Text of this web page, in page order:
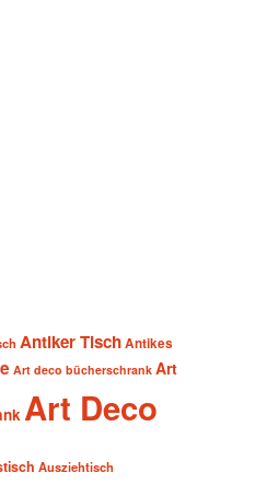
Antiker TischAntikes
Art deco bücherschrank Art
Art Deco
Ausziehtisch